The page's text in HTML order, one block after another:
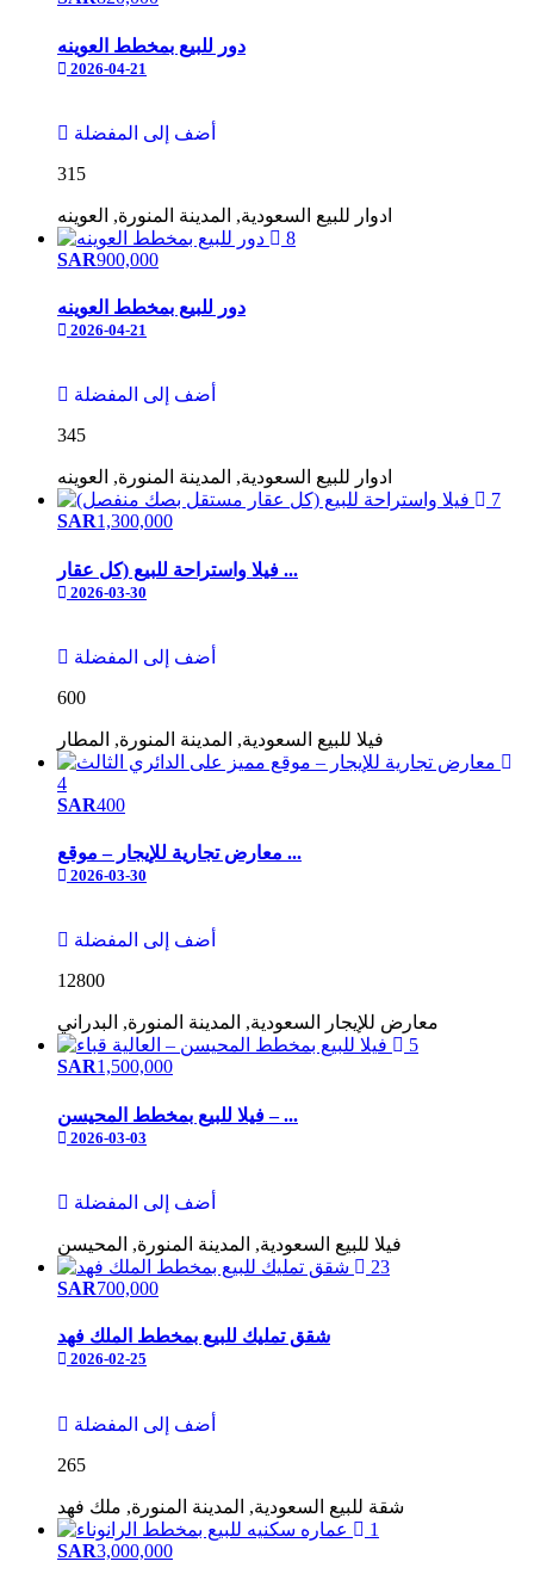
دور للبيع بمخطط العوينه
2026-04-21
أضف إلى المفضلة
315
ادوار للبيع السعودية, المدينة المنورة, العوينه
8
SAR900,000
دور للبيع بمخطط العوينه
2026-04-21
أضف إلى المفضلة
345
ادوار للبيع السعودية, المدينة المنورة, العوينه
7
SAR1,300,000
فيلا واستراحة للبيع (كل عقار ...
2026-03-30
أضف إلى المفضلة
600
فيلا للبيع السعودية, المدينة المنورة, المطار
4
SAR400
معارض تجارية للإيجار – موقع ...
2026-03-30
أضف إلى المفضلة
12800
معارض للإيجار
السعودية, المدينة المنورة, البدراني
5
SAR1,500,000
فيلا للبيع بمخطط المحيسن – ...
2026-03-03
أضف إلى المفضلة
فيلا للبيع السعودية, المدينة المنورة, المحيسن
23
SAR700,000
شقق تمليك للبيع بمخطط الملك فهد
2026-02-25
أضف إلى المفضلة
265
شقة للبيع السعودية, المدينة المنورة, ملك فهد
1
SAR3,000,000